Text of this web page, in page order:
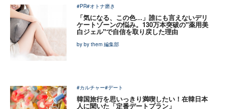
#PR#オトナ磨き
「気になる、この色…」誰にも言えないデリ
ケートゾーンの悩み。130万本突破の"薬用美
白ジェル"で自信を取り戻した理由
by by them 編集部
#カルチャー#デート
韓国旅行を思いっきり満喫したい！在韓日本
人に聞いた「定番デートプラン」